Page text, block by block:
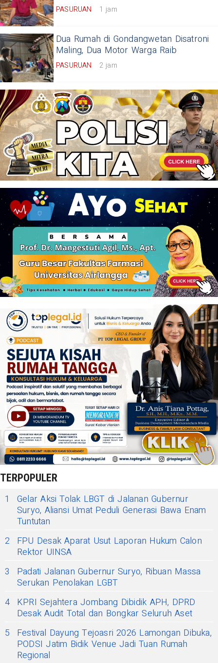
PASURUAN 1 jam
Dua Rumah di Gondangwetan Disatroni
Maling, Dua Motor Warga Raib
PASURUAN 2 jam
TERPOPULER
1
Gelar Aksi Tolak LBGT di Jalanan Gubernur
Suryo, Aliansi Umat Peduli Generasi Bawa Enam
Tuntutan
2
FPU Desak Aparat Usut Laporan Hukum Calon
Rektor UINSA
3
Padati Jalanan Gubernur Suryo, Ribuan Massa
Serukan Penolakan LGBT
4 KPRI Sejahtera Jombang Dibidik APH, DPRD
Desak Audit Total dan Bongkar Seluruh Aset
5
Festival Dayung Tejoasri 2026 Lamongan Dibuka,
PODSI Jatim Bidik Venue Jadi Tuan Rumah
Regional